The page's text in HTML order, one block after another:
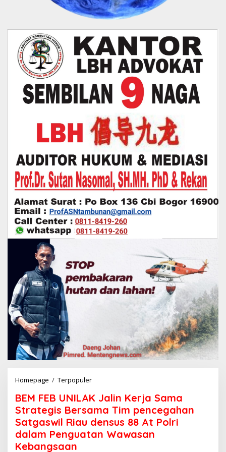
Homepage / Terpopuler
M
F
E
B
U
BEM FEB UNILAK Jalin Kerja Sama
Strategis Bersama Tim pencegahan
Satgaswil Riau densus 88 At Polri
dalam Penguatan Wawasan
Kebangsaan